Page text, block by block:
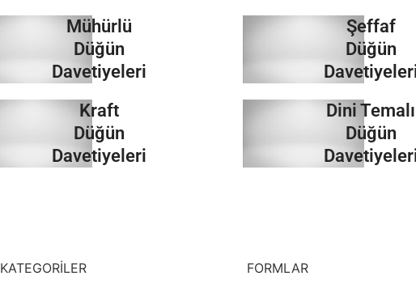
İncele
Mühürlü
Düğün
Davetiyeleri
İncele
Kraft
Düğün
Davetiyeleri
İncele
Şeffaf
Düğün
İncele
Dini Temalı
Düğün
KATEGORILER FORMLAR